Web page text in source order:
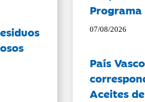
07/08/2026
País
Aceites